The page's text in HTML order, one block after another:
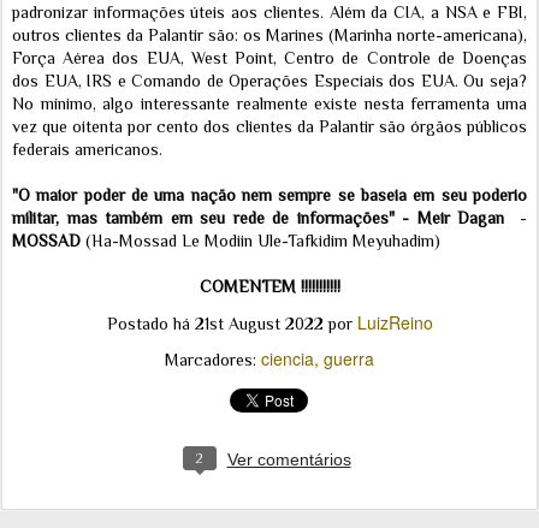
padronizar informações úteis aos clientes. Além da CIA, a NSA e FBI,
outros clientes da Palantir são: os Marines (Marinha norte-americana),
Força Aérea dos EUA, West Point, Centro de Controle de Doenças
dos EUA, IRS e Comando de Operações Especiais dos EUA. Ou seja?
No mínimo, algo interessante realmente existe nesta ferramenta uma
vez que oitenta por cento dos clientes da Palantir são órgãos públicos
federais americanos.
"O maior poder de uma nação nem sempre se baseia em seu poderio
militar, mas também em seu rede de informações" - Meir Dagan -
MOSSAD (Ha-Mossad Le Modiin Ule-Tafkidim Meyuhadim)
COMENTEM !!!!!!!!!!!
Postado há 21st August 2022 por LuizReino
Marcadores: ciencia guerra
2 Ver comentários